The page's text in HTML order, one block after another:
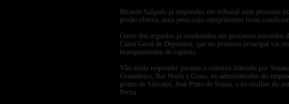
Ricardo Salgado já respondeu em tribunal num processo
prisão efetiva, uma pena cujo cumprimento ficou
Outro dos arguidos já condenados em processos
Caixa Geral de Depósitos, que no processo principal vai
branqueamento de capitais.
Vão ainda responder perante o coletivo liderado por
Granadeiro, Rui Horta e Costa, ex-administrador do
primo de Sócrates, José Pinto de Sousa, a ex-mulher do
Perna.